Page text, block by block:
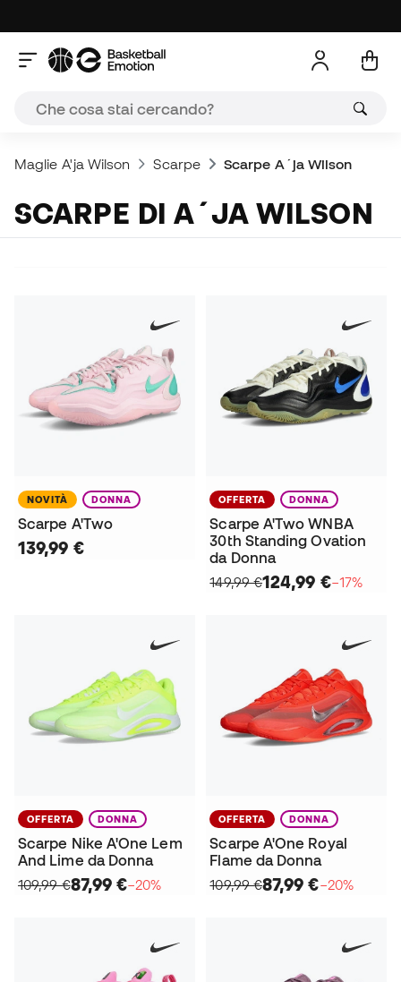
Maglie A'ja Wilson Scarpe Scarpe A´ja Wilson
SCARPE DI A´JA WILSON
NOVITÀ DONNA
Scarpe A'Two
139,99 €
OFFERTA DONNA
Scarpe A'Two WNBA
30th Standing Ovation
da Donna
149,99 €124,99 €−17%
OFFERTA DONNA
Scarpe Nike A'One Lem
And Lime da Donna
109,99 €87,99 €−20%
OFFERTA DONNA
Scarpe A'One Royal
Flame da Donna
109,99 €87,99 €−20%